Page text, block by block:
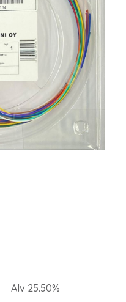
Alv 25.50%